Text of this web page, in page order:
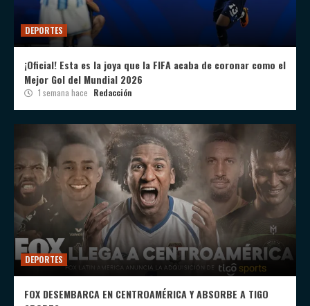
DEPORTES
¡Oficial! Esta es la joya que la FIFA acaba de coronar como el
Mejor Gol del Mundial 2026
1 semana hace Redacción
DEPORTES
FOX DESEMBARCA EN CENTROAMÉRICA Y ABSORBE A TIGO